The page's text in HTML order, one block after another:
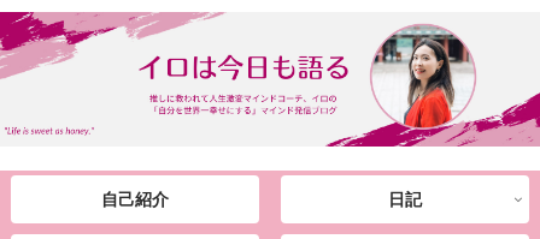
自己紹介 日記